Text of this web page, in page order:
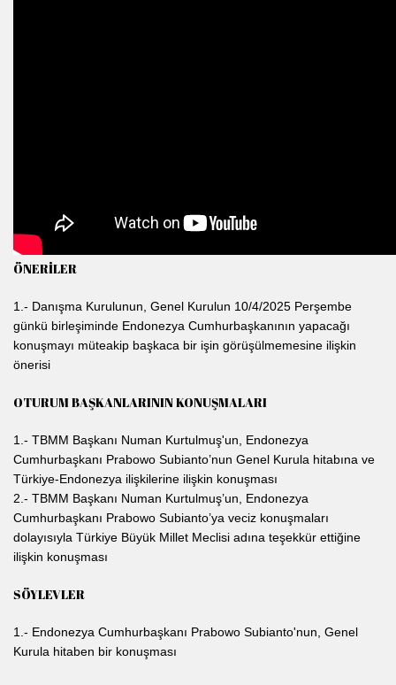
ÖNERİLER
1.- Danışma Kurulunun, Genel Kurulun 10/4/2025 Perşembe
günkü birleşiminde Endonezya Cumhurbaşkanının yapacağı
konuşmayı müteakip başkaca bir işin görüşülmemesine ilişkin
önerisi
OTURUM BAŞKANLARININ KONUŞMALARI
1.- TBMM Başkanı Numan Kurtulmuş'un, Endonezya
Cumhurbaşkanı Prabowo Subianto’nun Genel Kurula hitabına ve
Türkiye-Endonezya ilişkilerine ilişkin konuşması
2.- TBMM Başkanı Numan Kurtulmuş’un, Endonezya
Cumhurbaşkanı Prabowo Subianto’ya veciz konuşmaları
dolayısıyla Türkiye Büyük Millet Meclisi adına teşekkür ettiğine
ilişkin konuşması
SÖYLEVLER
1.- Endonezya Cumhurbaşkanı Prabowo Subianto'nun, Genel
Kurula hitaben bir konuşması